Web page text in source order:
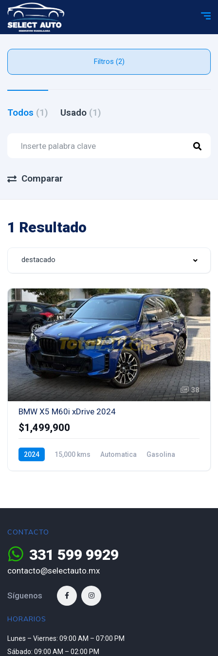
Filtros (2)
Todos (1) Usado (1)
Comparar
1 Resultado
destacado
38
BMW X5 M60i xDrive 2024
$1,499,900
2024 15,000 kms Automatica Gasolina
HORARIOS
Lunes – Viernes: 09:00 AM – 07:00 PM
Sábado: 09:00 AM – 02:00 PM
CONTACTO
331 599 9929
contacto@selectauto.mx
Síguenos